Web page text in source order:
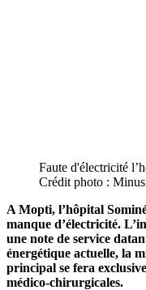
Faute d'électricité
Crédit photo :
A Mopti, l’hôpital
manque d’électricité.
une note de service
énergétique actuelle, la
principal se fera
médico-chirurgicales.